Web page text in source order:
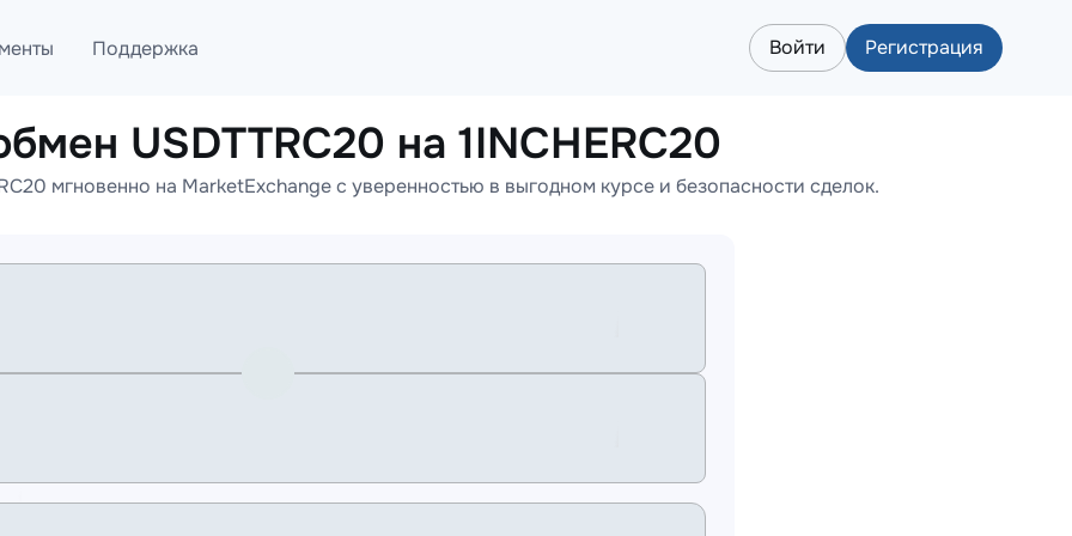
Поддержка
Telegram
Онлайн помощь
Войти Регистрация
USDTTRC20 на 1INCHERC20
мгновенно на MarketExchange с уверенностью в выгодном курсе и безопасности сделок.